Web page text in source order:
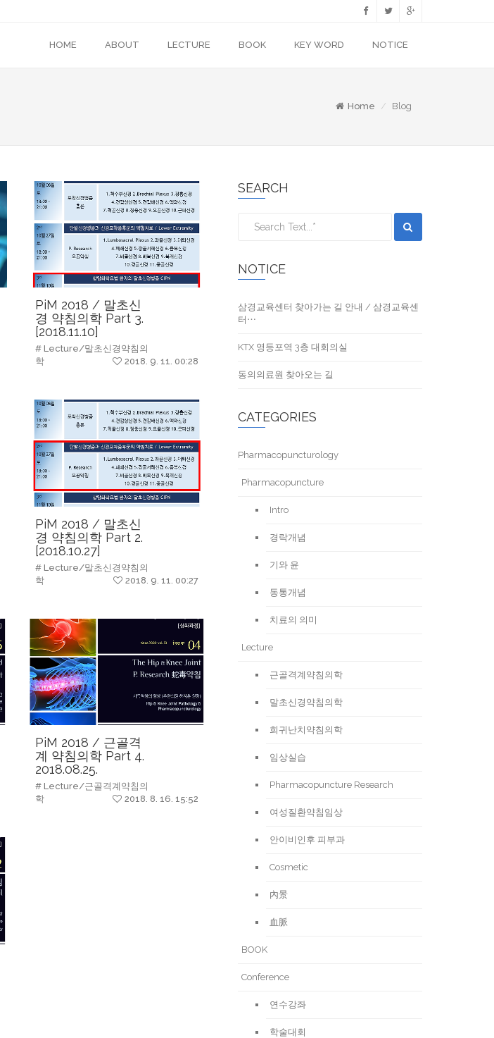
HOME ABOUT LECTURE BOOK KEY WORD NOTICE
Home Blog
PiM 2018 / 말초신
경 약침의학 Part 3.
[2018.11.10]
# Lecture/말초신경약침의
학
2018. 9. 11. 00:28
PiM 2018 / 말초신
경 약침의학 Part 2.
[2018.10.27]
# Lecture/말초신경약침의
학
2018. 9. 11. 00:27
PiM 2018 / 근골격
계 약침의학 Part 4.
2018.08.25.
# Lecture/근골격계약침의
학
2018. 8. 16. 15:52
SEARCH
NOTICE
삼경교육센터 찾아가는 길 안내 / 삼경교육센
터⋯
KTX 영등포역 3층 대회의실
동의의료원 찾아오는 길
CATEGORIES
Pharmacopuncturology
Pharmacopuncture
Intro
경락개념
기와 윤
동통개념
치료의 의미
Lecture
근골격계약침의학
말초신경약침의학
희귀난치약침의학
임상실습
Pharmacopuncture Research
여성질환약침임상
안이비인후 피부과
Cosmetic
內景
血脈
BOOK
Conference
연수강좌
학술대회